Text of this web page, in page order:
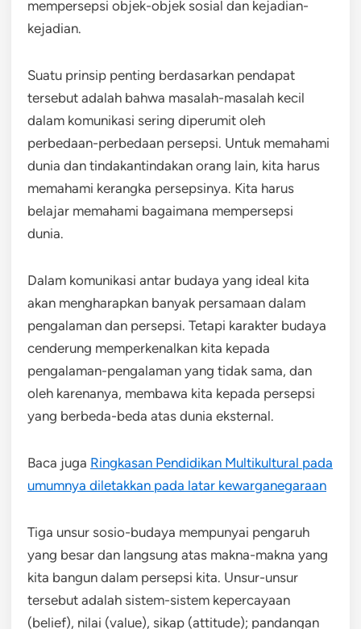
mempersepsi objek-objek sosial dan kejadian-
kejadian.
Suatu prinsip penting berdasarkan pendapat
tersebut adalah bahwa masalah-masalah kecil
dalam komunikasi sering diperumit oleh
perbedaan-perbedaan persepsi. Untuk memahami
dunia dan tindakantindakan orang lain, kita harus
memahami kerangka persepsinya. Kita harus
belajar memahami bagaimana mempersepsi
dunia.
Dalam komunikasi antar budaya yang ideal kita
akan mengharapkan banyak persamaan dalam
pengalaman dan persepsi. Tetapi karakter budaya
cenderung memperkenalkan kita kepada
pengalaman-pengalaman yang tidak sama, dan
oleh karenanya, membawa kita kepada persepsi
yang berbeda-beda atas dunia eksternal.
Baca juga Ringkasan Pendidikan Multikultural pada
umumnya diletakkan pada latar kewarganegaraan
Tiga unsur sosio-budaya mempunyai pengaruh
yang besar dan langsung atas makna-makna yang
kita bangun dalam persepsi kita. Unsur-unsur
tersebut adalah sistem-sistem kepercayaan
(belief), nilai (value), sikap (attitude); pandangan